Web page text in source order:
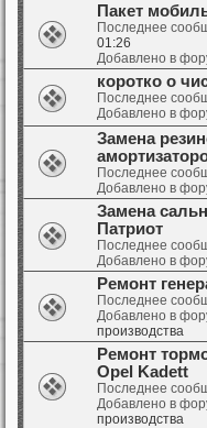
Пакет
Последнее
01:26
Добавлено в
коротко о
Последнее
Добавлено в
Замена
Последнее
Добавлено в
Замена
Патриот
Последнее
Добавлено в
Ремонт
Последнее
Добавлено в
производства
Ремонт
Opel Kadett
Последнее
Добавлено в
производства